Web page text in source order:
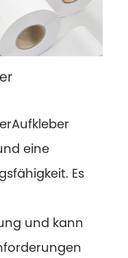
Aufkleber
eine
Es
und kann